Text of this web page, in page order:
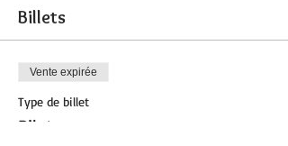
Billets
Vente expirée
Type de billet
Pilates